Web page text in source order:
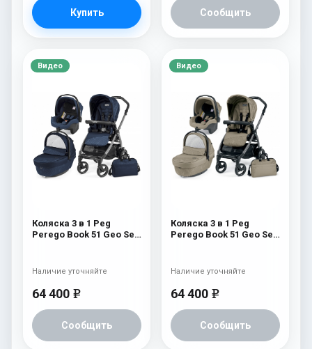
Купить Сообщить
Видео
Коляска 3 в 1 Peg
Perego Book 51 Geo Set
64 400 e
Сообщить
Наличие уточняйте
Видео
Коляска 3 в 1 Peg
Perego Book 51 Geo Set
64 400 e
Сообщить
Наличие уточняйте